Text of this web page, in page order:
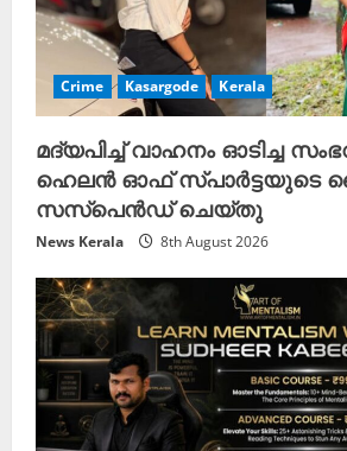
Crime Kasargode Kerala
മദ്യപിച്ച് വാഹനം ഓടിച്ച
ഹെലൻ ഓഫ്
സസ്പെൻഡ് ചെയ്തു
News Kerala 8th August 2026